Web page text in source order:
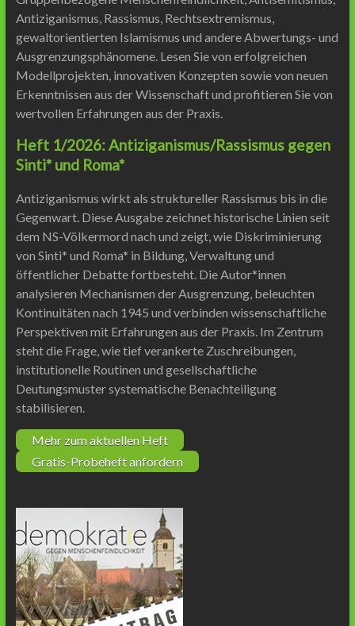
Antiziganismus, Rassismus, Rechtsextremismus,
gewaltorientierten Islamismus und andere Abwertungs- und
Ausgrenzungsphänomene. Lesen Sie von erfolgreichen
Modellprojekten, innovativen Konzepten sowie von neuen
Erkenntnissen aus der Wissenschaft und profitieren Sie von
wertvollen Erfahrungen aus der Praxis.
Heft 1/2026: Antiziganismus/Rassismus gegen
Sinti* und Roma*
Antiziganismus wirkt als struktureller Rassismus bis in die
Gegenwart. Diese Ausgabe zeichnet historische Linien seit
dem NS-Völkermord nach und zeigt, wie Diskriminierung
von Sinti* und Roma* in Bildung, Verwaltung und
öffentlicher Debatte fortbesteht. Die Autor*innen
analysieren Mechanismen der Ausgrenzung, beleuchten
Kontinuitäten nach 1945 und verbinden wissenschaftliche
Perspektiven mit Erfahrungen aus der Praxis. Im Zentrum
steht die Frage, wie tief verankerte Zuschreibungen,
institutionelle Routinen und gesellschaftliche
Deutungsmuster systematische Benachteiligung
stabilisieren.
Mehr zum aktuellen Heft
Gratis-Probeheft anfordern